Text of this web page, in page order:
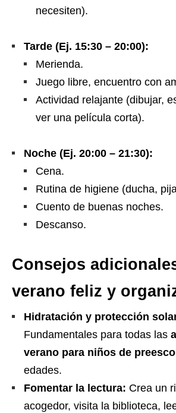
necesiten).
Tarde (Ej. 15:30 – 20:00):
Merienda.
Juego libre, encuentro con
Actividad relajante (dibujar,
ver una película corta).
Noche (Ej. 20:00 – 21:30):
Cena.
Rutina de higiene (ducha,
Cuento de buenas noches.
Descanso.
Consejos
verano feliz y
Hidratación y protección
Fundamentales para todas las
verano para niños de
edades.
Fomentar la lectura: Crea un
acogedor, visita la biblioteca,